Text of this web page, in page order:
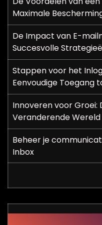
Maximale
De Impact van E-
Succesvolle
Stappen voor het
Eenvoudige Toegang
Innoveren voor Groei:
Veranderende Wereld
Beheer je
Inbox